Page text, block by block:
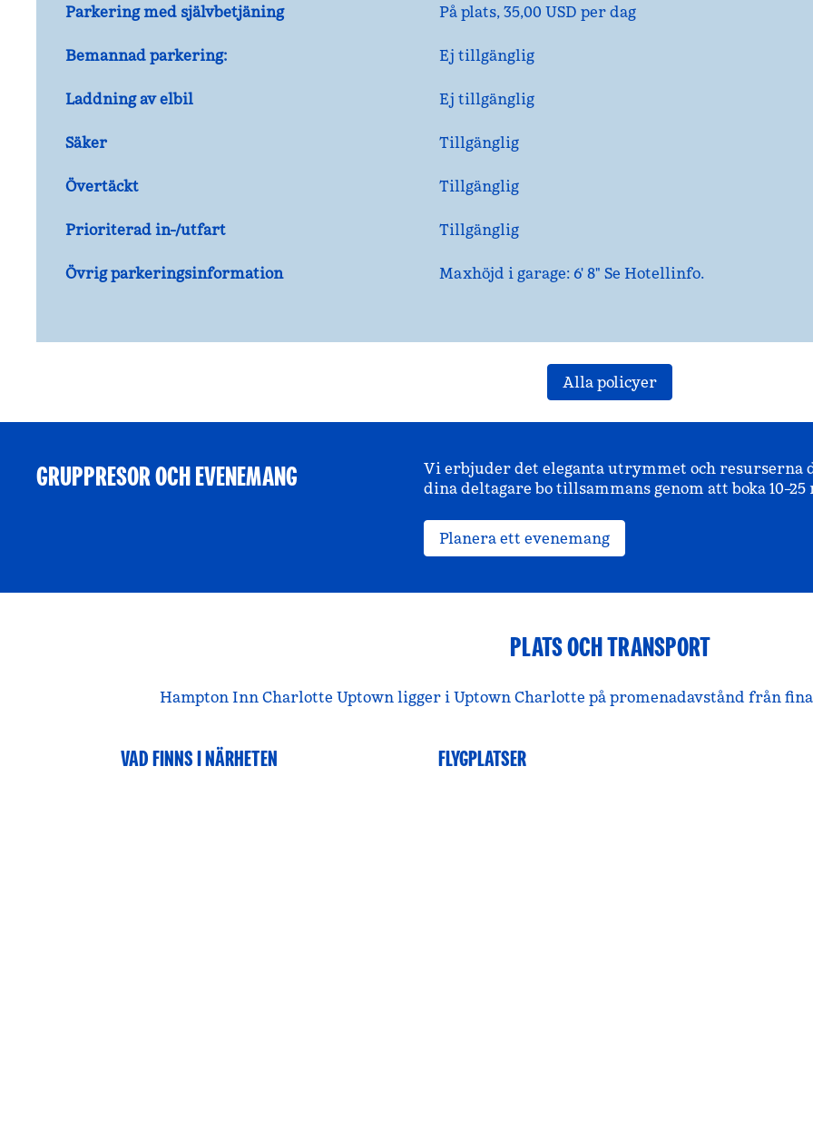
Parkering med självbetjäning På plats, 35,00 USD per dag
Bemannad parkering: Ej tillgänglig
Laddning av elbil Ej tillgänglig
Säker Tillgänglig
Övertäckt Tillgänglig
Prioriterad in-/utfart Tillgänglig
Övrig parkeringsinformation Maxhöjd i garage: 6' 8" Se Hotellinfo.
Alla policyer
GRUPPRESOR OCH EVENEMANG
Vi erbjuder det eleganta utrymmet och resurserna
dina deltagare bo tillsammans genom att boka
Planera ett evenemang
PLATS OCH TRANSPORT
Hampton Inn Charlotte Uptown ligger i Uptown Charlotte på promenadavstånd från
VAD FINNS I NÄRHETEN FLYGPLATSER